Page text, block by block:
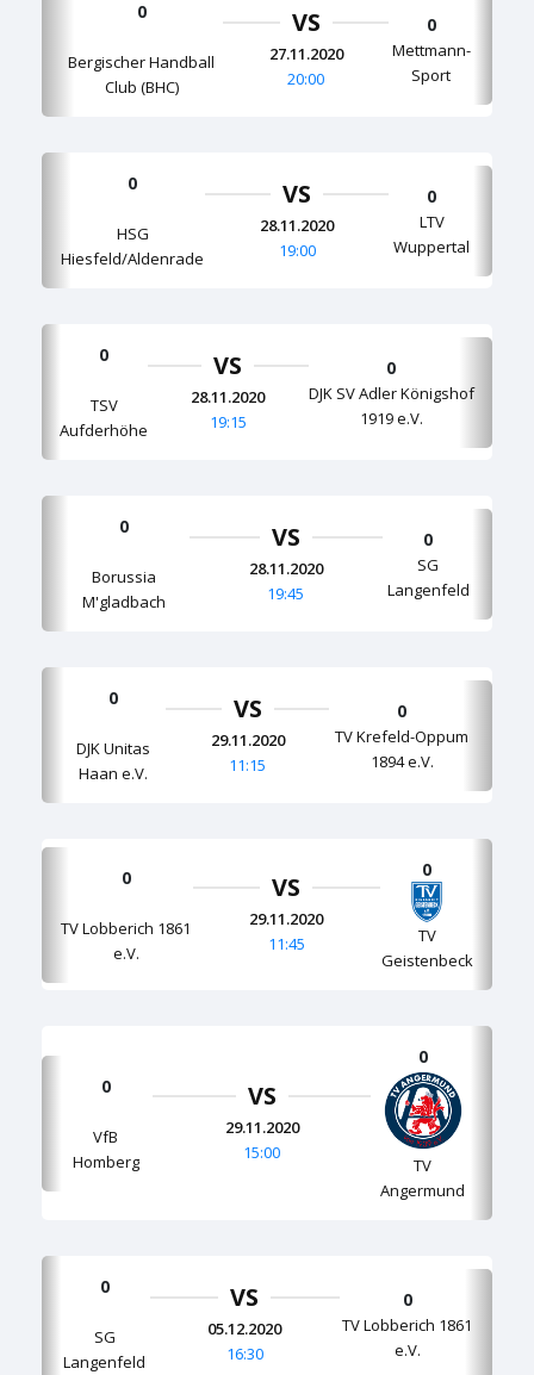
0
Bergischer Handball
Club (BHC)
VS
27.11.2020
20:00
0
Mettmann-
Sport
0
HSG
Hiesfeld/Aldenrade
VS
28.11.2020
19:00
0
LTV
Wuppertal
0
TSV
Aufderhöhe
VS
28.11.2020
19:15
0
DJK SV Adler Königshof
1919 e.V.
0
Borussia
M'gladbach
VS
28.11.2020
19:45
0
SG
Langenfeld
0
DJK Unitas
Haan e.V.
VS
29.11.2020
11:15
0
TV Krefeld-Oppum
1894 e.V.
0
TV Lobberich 1861
e.V.
VS
29.11.2020
11:45
0
TV
Geistenbeck
0
VfB
Homberg
VS
29.11.2020
15:00
0
TV
Angermund
0
SG
Langenfeld
VS
05.12.2020
16:30
0
TV Lobberich 1861
e.V.